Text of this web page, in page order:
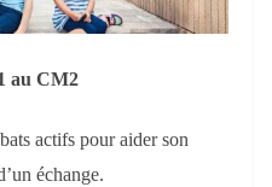
au CM2
actifs pour aider son
échange.